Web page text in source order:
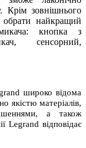
Крім зовнішнього
обрати найкращий
кнопка з
сенсорний,
широко відома
якістю матеріалів,
а також
Legrand відповідає